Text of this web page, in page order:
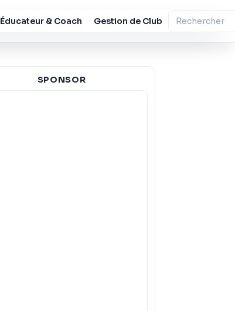
Éducateur & Coach Gestion de Club
SPONSOR